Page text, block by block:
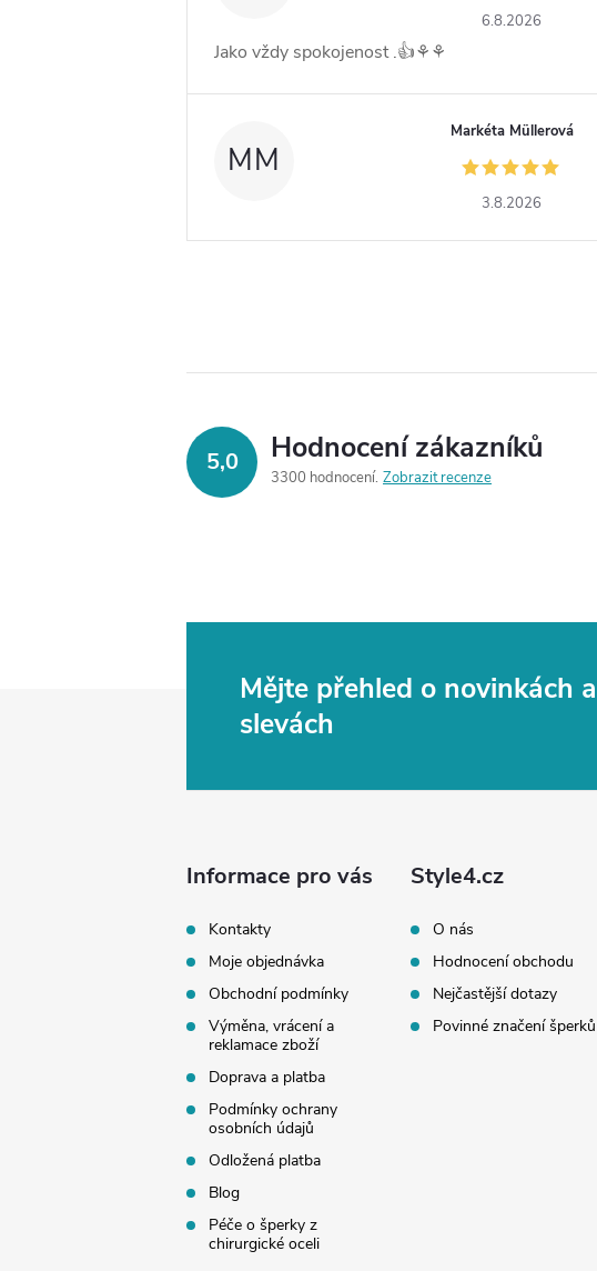
6.8.2026
Jako vždy spokojenost .👍⚘️⚘️
MM
Markéta Müllerová
3.8.2026
5,0 Hodnocení zákazníků
3300 hodnocení Zobrazit recenze
Mějte přehled o novinkách a
slevách
Informace pro vás
Kontakty
Moje objednávka
Obchodní podmínky
Výměna, vrácení a
reklamace zboží
Doprava a platba
Podmínky ochrany
osobních údajů
Odložená platba
Blog
Péče o šperky z
chirurgické oceli
Style4.cz
O nás
Hodnocení obchodu
Nejčastější dotazy
Povinné značení šperků